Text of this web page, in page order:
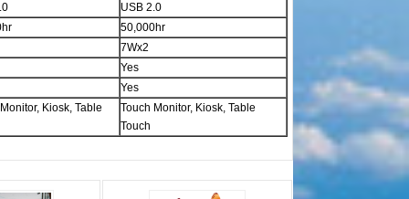
USB 2.0
50,000hr
7Wx2
Yes
Yes
Kiosk, Table
Touch Monitor, Kiosk, Table
Touch